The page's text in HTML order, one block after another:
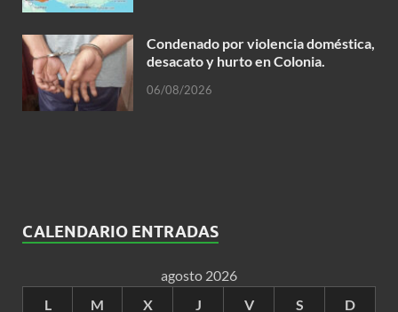
Condenado por violencia doméstica,
desacato y hurto en Colonia.
06/08/2026
CALENDARIO ENTRADAS
agosto 2026
L
M X J V S D